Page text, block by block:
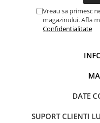
Vreau sa primesc
magazinului. Afla
Confidentialitate
DATE
SUPORT CLIENTI